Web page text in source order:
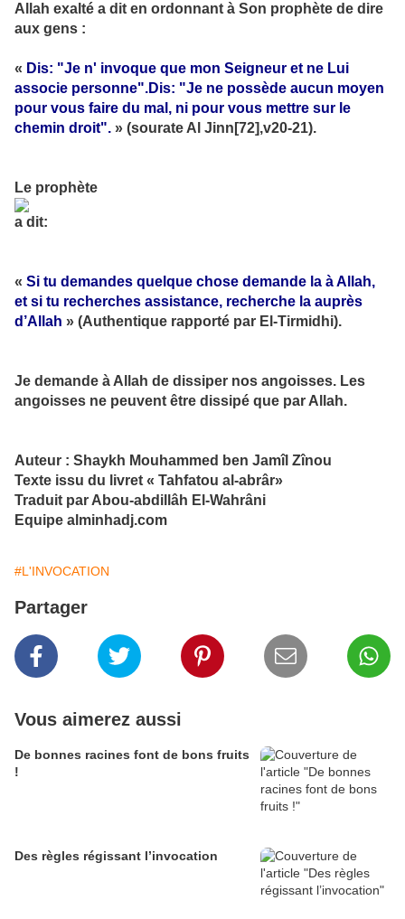
Allah exalté a dit en ordonnant à Son prophète de dire
aux gens :
« Dis: "Je n' invoque que mon Seigneur et ne Lui
associe personne".Dis: "Je ne possède aucun moyen
pour vous faire du mal, ni pour vous mettre sur le
chemin droit". » (sourate Al Jinn[72],v20-21).
Le prophète
a dit:
« Si tu demandes quelque chose demande la à Allah,
et si tu recherches assistance, recherche la auprès
d’Allah » (Authentique rapporté par El-Tirmidhi).
Je demande à Allah de dissiper nos angoisses. Les
angoisses ne peuvent être dissipé que par Allah.
Auteur : Shaykh Mouhammed ben Jamîl Zînou
Texte issu du livret « Tahfatou al-abrâr»
Traduit par Abou-abdillâh El-Wahrâni
Equipe alminhadj.com
#L'INVOCATION
Partager
Vous aimerez aussi
De bonnes racines font de bons fruits
!
Des règles régissant l’invocation